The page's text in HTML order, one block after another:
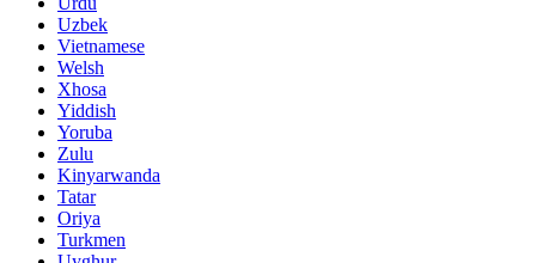
Uzbek
Vietnamese
Welsh
Xhosa
Yiddish
Yoruba
Zulu
Kinyarwanda
Tatar
Oriya
Turkmen